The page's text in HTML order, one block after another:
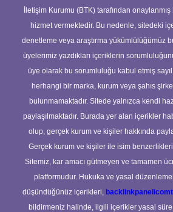
İletişim Kurumu (BTK) tarafından
hizmet vermektedir. Bu nedenle, sitedeki
denetleme veya araştırma yükümlülüğümüz
üyelerimiz yazdıkları içeriklerin
üye olarak bu sorumluluğu kabul etmiş
herhangi bir marka, kurum veya şahıs
bulunmamaktadır. Sitede yalnızca kendi
paylaşılmaktadır. Burada yer alan içerikler
olup, gerçek kurum ve kişiler hakkında
Gerçek kurum ve kişiler ile isim
Sitemiz, kar amacı gütmeyen ve tamamen
platformudur. Hukuka ve yasal
düşündüğünüz içerikleri,
bildirmeniz halinde, ilgili içerikler yasal